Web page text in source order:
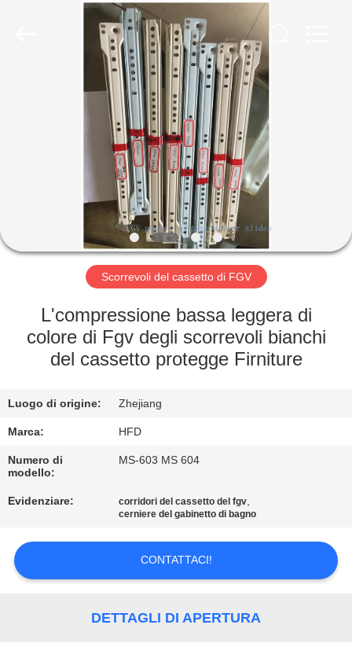
PRODOTTI
CIRCA
NOI
GIRO
DELLA
FABBRICA
CONTROLLO
DI
QUALITÀ
CONTATTICI
NOTIZIE
Scorrevoli del cassetto di FGV
L'compressione bassa leggera di
colore di Fgv degli scorrevoli bianchi
del cassetto protegge Firniture
Luogo di origine: Zhejiang
Marca: HFD
Numero di
modello:
MS-603 MS 604
Evidenziare: corridori del cassetto del fgv,
cerniere del gabinetto di bagno
CONTATTACI!
DETTAGLI DI APERTURA